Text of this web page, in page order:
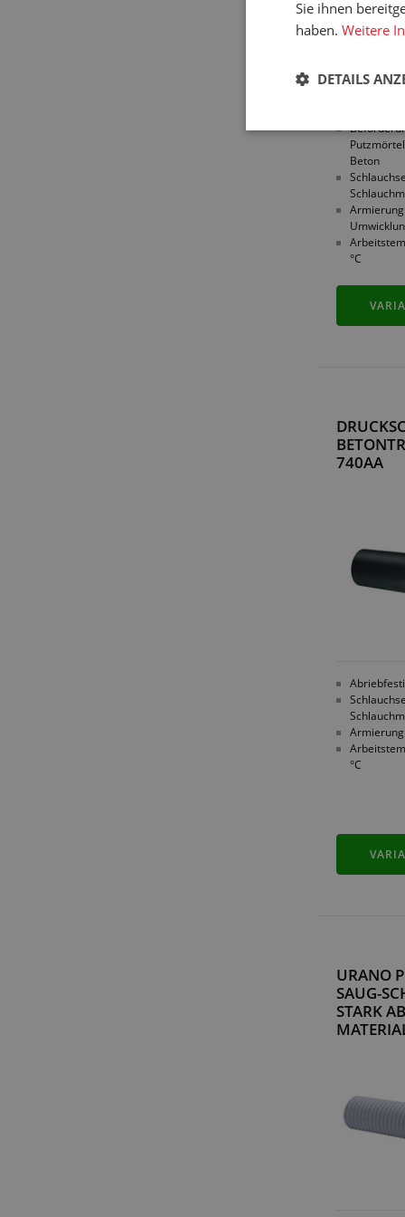
Beton
°C
740AA
°C
URANO
SAUG-
STARK
Sie ihnen
haben. Weitere
DETAILS